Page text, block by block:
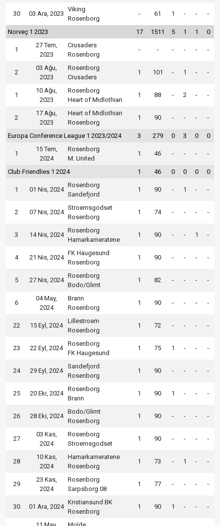
30 03 Ara, 2023
Viking
Rosenborg
- 61 1 - - -
Norveç 1 2023 17 1511 5 1 1 0
1
27 Tem,
2023
Crusaders
Rosenborg
- - - - - -
2
03 Ağu,
2023
Rosenborg
Crusaders
1 101 - 1 - -
1
10 Ağu,
2023
Rosenborg
Heart of Midlothian
1 88 - 2 - -
2
17 Ağu,
2023
Heart of Midlothian
Rosenborg
1 90 - - - -
Europa Conference League 1 2023/2024 3 279 0 3 0 0
1
15 Tem,
2024
Rosenborg
M. United
1 46 - - - -
Club Friendlies 1 2024 1 46 0 0 0 0
1 01 Nis, 2024
Rosenborg
Sandefjord
1 90 - 1 - -
2 07 Nis, 2024
Stroemsgodset
Rosenborg
1 74 - - - -
3 14 Nis, 2024
Rosenborg
Hamarkameratene
1 90 - - 1 -
4 21 Nis, 2024
FK Haugesund
Rosenborg
1 90 - - - -
5 27 Nis, 2024
Rosenborg
Bodo/Glimt
1 82 - - - -
6
04 May,
2024
Brann
Rosenborg
1 90 - - - -
22 15 Eyl, 2024
Lillestroem
Rosenborg
1 72 - - - -
23 22 Eyl, 2024
Rosenborg
FK Haugesund
1 75 1 - - -
24 29 Eyl, 2024
Sandefjord
Rosenborg
1 90 - - - -
25 20 Eki, 2024
Rosenborg
Brann
1 90 1 - - -
26 28 Eki, 2024
Bodo/Glimt
Rosenborg
1 90 - - - -
27
03 Kas,
2024
Rosenborg
Stroemsgodset
1 90 - - - -
28
10 Kas,
2024
Hamarkameratene
Rosenborg
1 73 - 1 - -
29
23 Kas,
2024
Rosenborg
Sarpsborg 08
1 77 - - - -
30 01 Ara, 2024
Kristiansund BK
Rosenborg
1 90 1 - - -